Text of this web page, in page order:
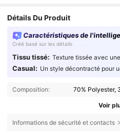
Détails Du Produit
Caractéristiques de
Créé basé sur les détails
Tissu tissé: Texture tissée avec
Casual: Un style décontracté pour
Composition: 70% Polyester,
Voir
Informations de sécurité et contacts